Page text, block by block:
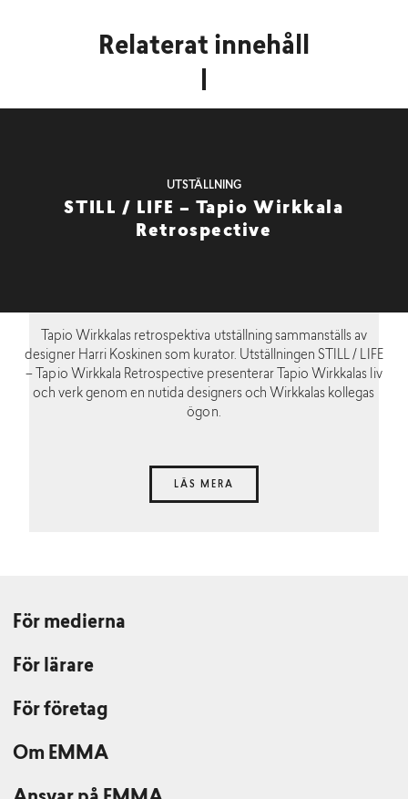
Relaterat innehåll
UTSTÄLLNING
STILL / LIFE – Tapio Wirkkala
Retrospective
Tapio Wirkkalas retrospektiva utställning sammanställs av
designer Harri Koskinen som kurator. Utställningen STILL / LIFE
– Tapio Wirkkala Retrospective presenterar Tapio Wirkkalas liv
och verk genom en nutida designers och Wirkkalas kollegas
ögon.
LÄS MERA
För medierna
För lärare
För företag
Om EMMA